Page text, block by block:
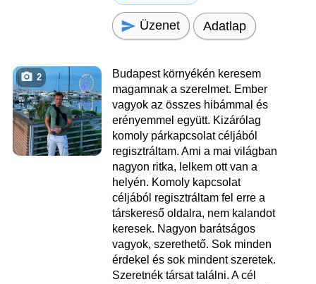
Üzenet Adatlap
2
Budapest környékén keresem
magamnak a szerelmet. Ember
vagyok az összes hibámmal és
erényemmel együtt. Kizárólag
komoly párkapcsolat céljából
regisztráltam. Ami a mai világban
nagyon ritka, lelkem ott van a
helyén. Komoly kapcsolat
céljából regisztráltam fel erre a
társkereső oldalra, nem kalandot
keresek. Nagyon barátságos
vagyok, szerethető. Sok minden
érdekel és sok mindent szeretek.
Szeretnék társat találni. A cél